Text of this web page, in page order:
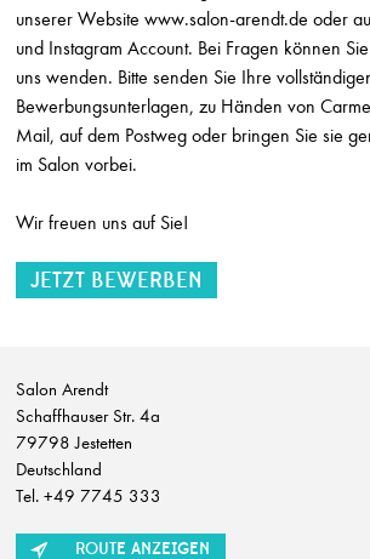
Friseur (m/w/d) Teilzeit
Sonja Holzinger
Östringen
Ausbildung Friseur (m/w/d) mit Zusatzqualifikation
HLaden Stephan Sundermann
Wittmer Haare & Ästhetik
Deidesheim
Deidesheim
Friseur w/m/d auf Teilzeit
Wittmer Haare & Ästhetik
Deidesheim
Friseur w/m/d auf Vollzeit
unserer Websitewww.salon-arendt.de oder
und Instagram Account. Bei Fragen können
uns wenden. Bitte senden Sie Ihre
Bewerbungsunterlagen, zu Händen von
Mail, auf dem Postweg oder bringen Sie sie
im Salon vorbei.
Wir freuen uns auf Sie!
Salon Arendt
Schaffhauser Str. 4a
79798 Jestetten
Deutschland
Tel. +49 7745 333
ROUTE ANZEIGEN